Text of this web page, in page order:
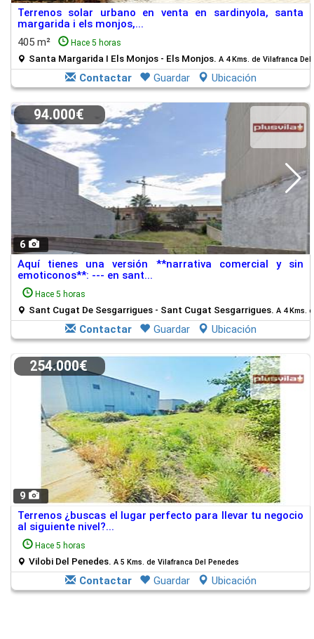
Terrenos solar urbano en venta en sardinyola, santa
margarida i els monjos,...
405 m²
Hace 5 horas
Santa Margarida I Els Monjos - Els Monjos. A 4 Kms. de Vilafranca Del
Contactar Guardar Ubicación
6
94.000€
Aquí tienes una versión **narrativa comercial y sin
emoticonos**: --- en sant...
Hace 5 horas
Sant Cugat De Sesgarrigues - Sant Cugat Sesgarrigues. A 4 Kms.
Contactar Guardar Ubicación
9
254.000€
Terrenos ¿buscas el lugar perfecto para llevar tu negocio
al siguiente nivel?...
Hace 5 horas
Vilobi Del Penedes. A 5 Kms. de Vilafranca Del Penedes
Contactar Guardar Ubicación